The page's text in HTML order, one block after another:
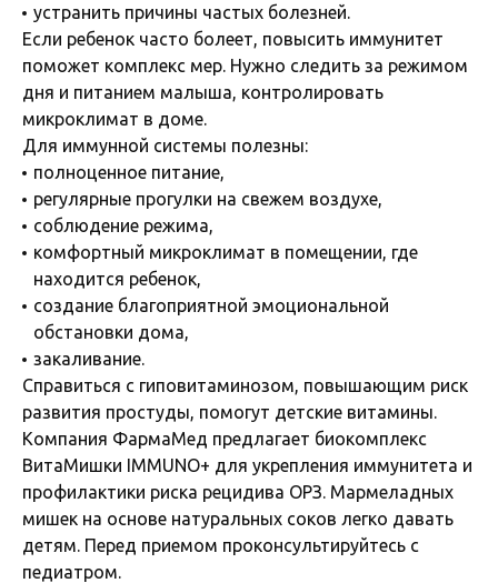
устранить причины частых болезней.
Если ребенок часто болеет, повысить иммунитет
поможет комплекс мер. Нужно следить за режимом
дня и питанием малыша, контролировать
микроклимат в доме.
Для иммунной системы полезны:
полноценное питание,
регулярные прогулки на свежем воздухе,
соблюдение режима,
комфортный микроклимат в помещении, где
находится ребенок,
создание благоприятной эмоциональной
обстановки дома,
закаливание.
Справиться с гиповитаминозом, повышающим риск
развития простуды, помогут детские витамины.
Компания ФармаМед предлагает биокомплекс
ВитаМишки IMMUNO+ для укрепления иммунитета и
профилактики риска рецидива ОРЗ. Мармеладных
мишек на основе натуральных соков легко давать
детям. Перед приемом проконсультируйтесь с
педиатром.